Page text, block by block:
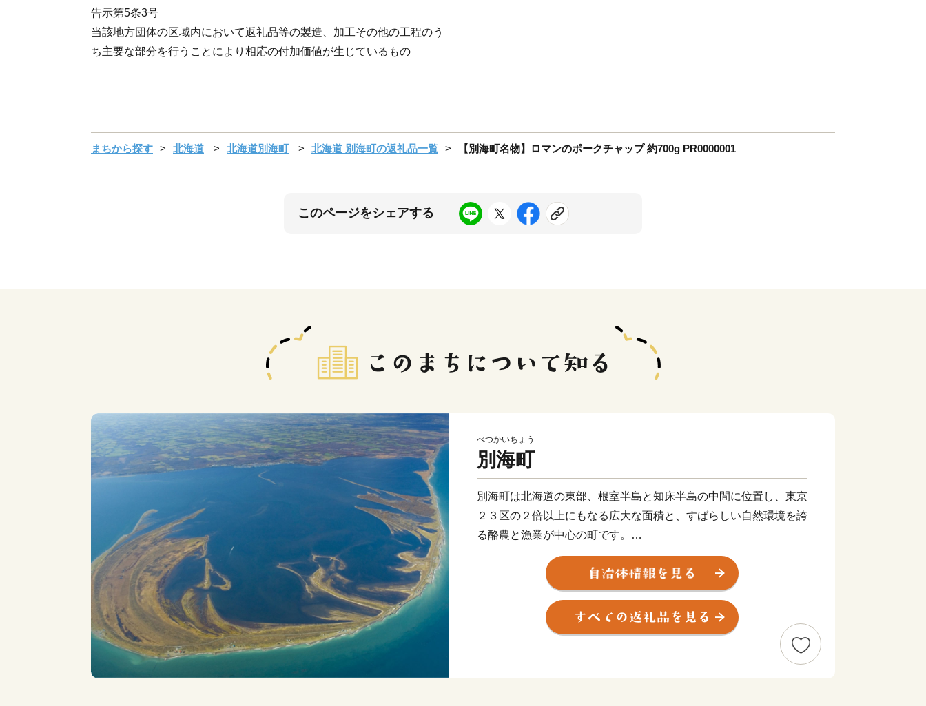
告示第5条3号
当該地方団体の区域内において返礼品等の製造、加工その他の工程のう
ち主要な部分を行うことにより相応の付加価値が生じているもの
まちから探す 北海道 北海道別海町 北海道 別海町の返礼品一覧 【別海町名物】ロマンのポークチャップ 約700g PR0000001
このページをシェアする
べつかいちょう
別海町
別海町は北海道の東部、根室半島と知床半島の中間に位置し、東京
２３区の２倍以上にもなる広大な面積と、すばらしい自然環境を誇
る酪農と漁業が中心の町です。
北海道らしい大平原が広がり牧歌的な風景が見られる一方、東部
には日本最大級の砂嘴（さし）で、ラムサール条約湿地に登録され
ている「野付半島」や、南部には「風蓮湖」があり、野付風蓮道立
自然公園を形成するなど、様々な景観を有しています。
町内には、１０万頭以上（町人口の約７倍以上）の牛たちが暮ら
しており、生乳生産量は「日本一」です。また、沿岸部では秋鮭・